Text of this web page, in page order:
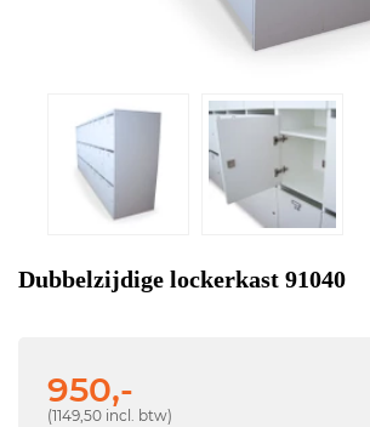
Dubbelzijdige lockerkast 91040
950,-
(1149,50 incl. btw)